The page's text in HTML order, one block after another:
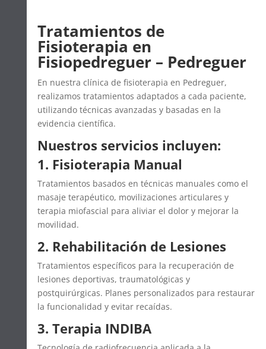
Tratamientos de
Fisioterapia en
Fisiopedreguer – Pedreguer
En nuestra clínica de fisioterapia en Pedreguer,
realizamos tratamientos adaptados a cada paciente,
utilizando técnicas avanzadas y basadas en la
evidencia científica.
Nuestros servicios incluyen:
1. Fisioterapia Manual
Tratamientos basados en técnicas manuales como el
masaje terapéutico, movilizaciones articulares y
terapia miofascial para aliviar el dolor y mejorar la
movilidad.
2. Rehabilitación de Lesiones
Tratamientos específicos para la recuperación de
lesiones deportivas, traumatológicas y
postquirúrgicas. Planes personalizados para restaurar
la funcionalidad y evitar recaídas.
3. Terapia INDIBA